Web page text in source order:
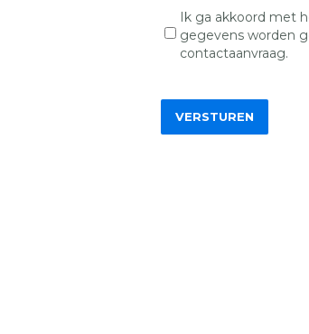
Ik ga akkoord met
gegevens worden
contactaanvraag.